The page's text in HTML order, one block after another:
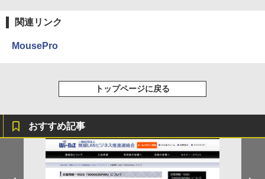
関連リンク
MousePro
トップページに戻る
おすすめ記事